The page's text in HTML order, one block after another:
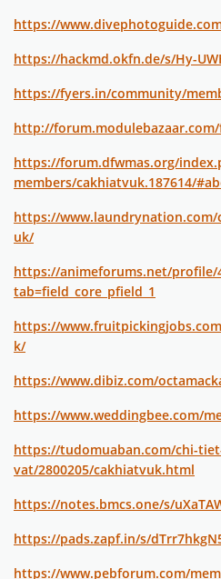
https://
https://hackmd.okfn.de/s/Hy-
https://fyers.in/community/
http://
https://forum.dfwmas.org/
members/cakhiatvuk.187614/
https://
uk/
https://animeforums.net/profile/
tab=field_core_pfield_1
https://
k/
https://www.dibiz.com/
https://www.weddingbee.com/
https://tudomuaban.com/chi-
vat/2800205/cakhiatvuk.html
https://notes.bmcs.one/s/
https://pads.zapf.in/s/
https://www.pebforum.com/